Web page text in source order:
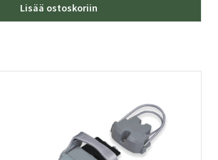
Lisää ostoskoriin